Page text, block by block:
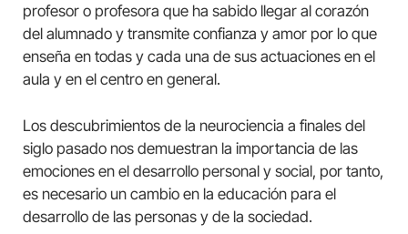
profesor o profesora que ha sabido llegar al corazón
del alumnado y transmite confianza y amor por lo que
enseña en todas y cada una de sus actuaciones en el
aula y en el centro en general.
Los descubrimientos de la neurociencia a finales del
siglo pasado nos demuestran la importancia de las
emociones en el desarrollo personal y social, por tanto,
es necesario un cambio en la educación para el
desarrollo de las personas y de la sociedad.